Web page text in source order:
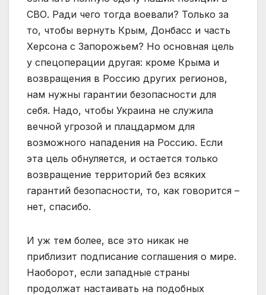
СВО. Ради чего тогда воевали? Только за
то, чтобы вернуть Крым, Донбасс и часть
Херсона с Запорожьем? Но основная цель
у спецоперации другая: кроме Крыма и
возвращения в Россию других регионов,
нам нужны гарантии безопасности для
себя. Надо, чтобы Украина не служила
вечной угрозой и плацдармом для
возможного нападения на Россию. Если
эта цель обнуляется, и остается только
возвращение территорий без всяких
гарантий безопасности, то, как говорится –
нет, спасибо.
И уж тем более, все это никак не
приблизит подписание соглашения о мире.
Наоборот, если западные страны
продолжат настаивать на подобных